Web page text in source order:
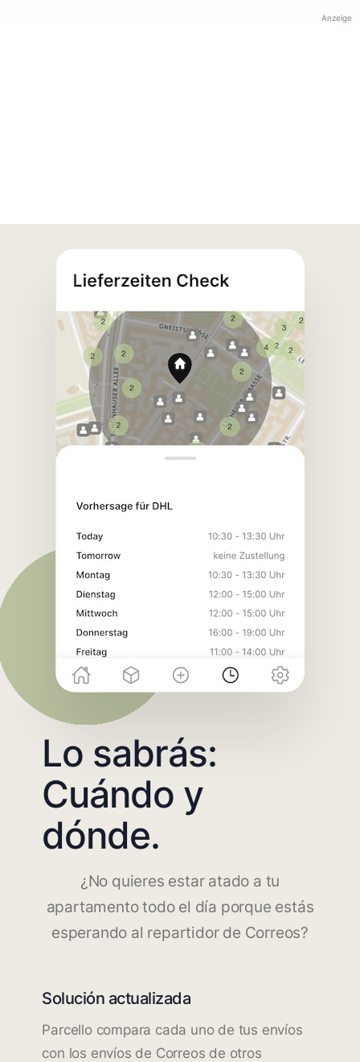
Anzeige
Lo sabrás:
Cuándo y
dónde.
¿No quieres estar atado a tu
apartamento todo el día porque estás
esperando al repartidor de Correos?
Solución actualizada
Parcello compara cada uno de tus envíos
con los envíos de Correos de otros